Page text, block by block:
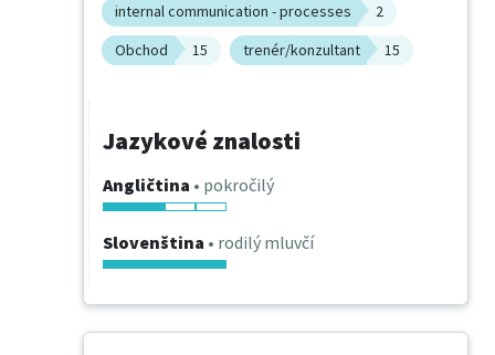
internal communication - processes
2
Obchod
15 trenér/konzultant 15
Jazykové znalosti
Angličtina • pokročilý
Slovenština • rodilý mluvčí